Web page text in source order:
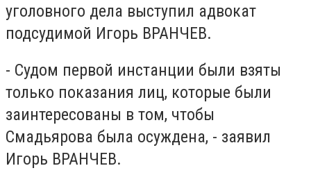
уголовного дела выступил адвокат
подсудимой Игорь ВРАНЧЕВ.
- Судом первой инстанции были взяты
только показания лиц, которые были
заинтересованы в том, чтобы
Смадьярова была осуждена, - заявил
Игорь ВРАНЧЕВ.